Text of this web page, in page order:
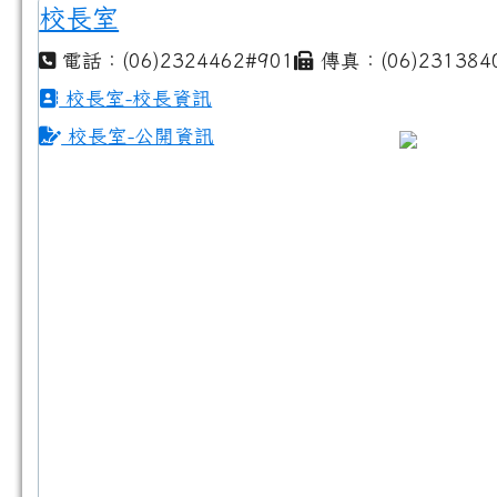
校長室
電話：(06)2324462#901
傳真：
校長室-校長資訊
校長室-公開資訊